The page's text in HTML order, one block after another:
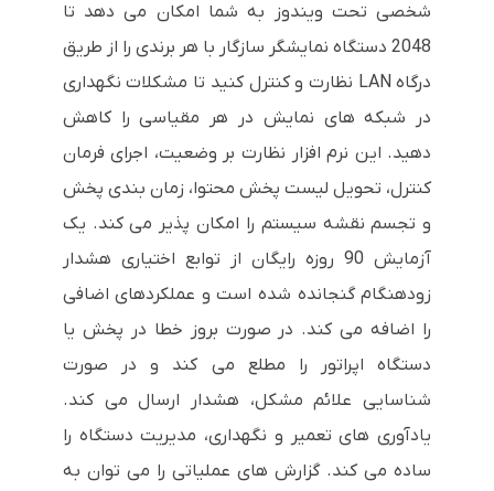
شخصی تحت ویندوز به شما امکان می دهد تا
2048 دستگاه نمایشگر سازگار با هر برندی را از طریق
درگاه LAN نظارت و کنترل کنید تا مشکلات نگهداری
در شبکه های نمایش در هر مقیاسی را کاهش
دهید. این نرم افزار نظارت بر وضعیت، اجرای فرمان
کنترل، تحویل لیست پخش محتوا، زمان بندی پخش
و تجسم نقشه سیستم را امکان پذیر می کند. یک
آزمایش 90 روزه رایگان از توابع اختیاری هشدار
زودهنگام گنجانده شده است و عملکردهای اضافی
را اضافه می کند. در صورت بروز خطا در پخش یا
دستگاه اپراتور را مطلع می کند و در صورت
شناسایی علائم مشکل، هشدار ارسال می کند.
یادآوری های تعمیر و نگهداری، مدیریت دستگاه را
ساده می کند. گزارش های عملیاتی را می توان به